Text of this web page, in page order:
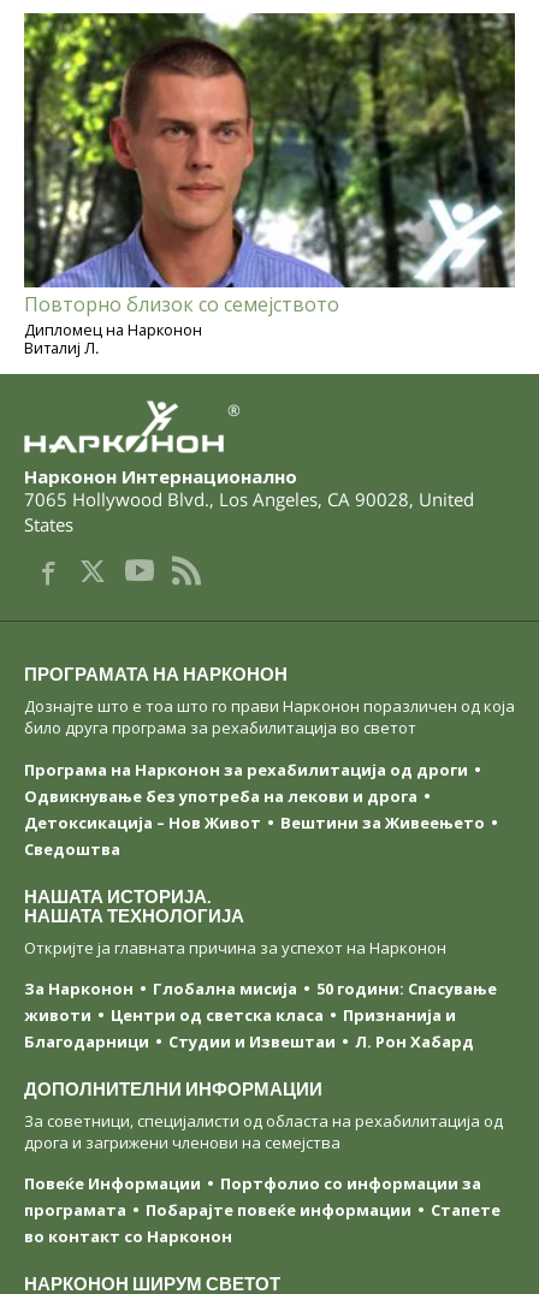
Повторно близок со семејството
Дипломец на Нарконон
Виталиј Л.
®
Нарконон Интернационално
7065 Hollywood Blvd., Los Angeles, CA 90028, United
States
ПРОГРАМАТА НА НАРКОНОН
Дознајте што е тоа што го прави Нарконон поразличен од која
било друга програма за рехабилитација во светот
Програма на Нарконон за рехабилитација од дроги
Одвикнување без употреба на лекови и дрога
Детоксикација – Нов Живот
Вештини за Живеењетo
Сведоштва
НАШАТА ИСТОРИЈА.
НАШАТА ТЕХНОЛОГИЈА
Откријте ја главната причина за успехот на Нарконон
За Нарконон
Глобална мисија
50 години: Спасување
животи
Центри од светска класa
Признанија и
Благодарници
Студии и Извештаи Л. Рон Хабард
ДОПОЛНИТЕЛНИ ИНФОРМАЦИИ
За советници, специјалисти од областа на рехабилитација од
дрога и загрижени членови на семејства
Повеќе Информации
Портфолио со информации за
програмата
Побарајте повеќе информации
Стапете
во контакт со Нарконон
НАРКОНОН ШИРУМ СВЕТОТ